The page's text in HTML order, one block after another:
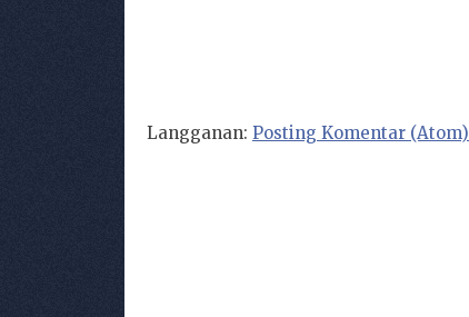
Langganan: Posting Komentar (Atom)